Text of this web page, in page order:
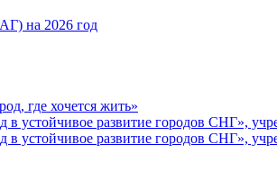
на 2026 год
где хочется жить»
развитие городов СНГ»,
развитие городов СНГ»,